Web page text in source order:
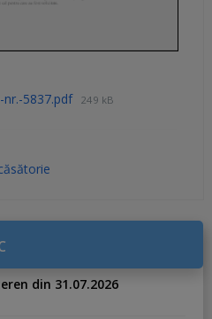
nr.-5837.pdf 249 kB
din 31.07.2026